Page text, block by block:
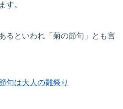
す。
るといわれ「菊の節句」とも言
句は大人の雛祭り